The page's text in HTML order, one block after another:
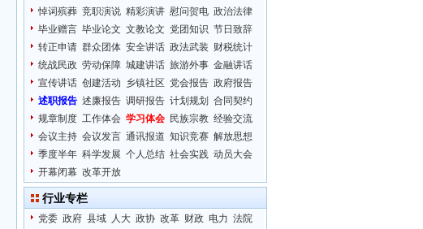
悼词殡葬 竞职演说 精彩演讲 慰问贺电 政治法律
毕业赠言 毕业论文 文教论文 党团知识 节日致辞
转正申请 群众团体 安全讲话 政法武装 财税统计
统战民政 劳动保障 城建讲话 旅游外事 金融讲话
宣传讲话 创建活动 乡镇社区 党会报告 政府报告
述职报告 述廉报告 调研报告 计划规划
合同契约
规章制度 工作体会 学习体会 民族宗教 经验交流
会议主持 会议发言 通讯报道 知识竞赛 解放思想
季度半年 科学发展 个人总结 社会实践 动员大会
开幕闭幕 改革开放
行业专栏
党委 政府 县域 人大 政协 改革 财政 电力 法院